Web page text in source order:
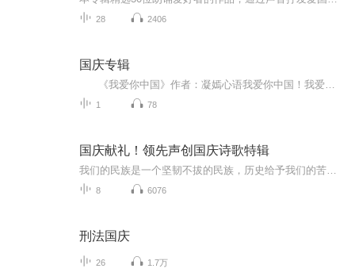
28 2406
国庆专辑
1 78
国庆献礼！领先声创国庆诗歌特辑
8 6076
刑法国庆
26 1.7万